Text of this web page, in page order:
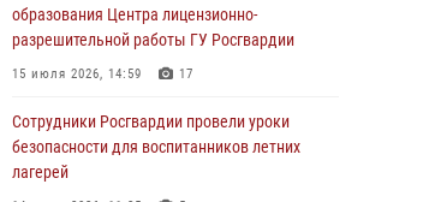
В Ленинградской области сотрудники
Росгвардии обнаружили пропавшего
вернуться домой
03 августа 2026, 11:51
В Санкт-Петербурге при содействии СОБР
образования Центра лицензионно-
разрешительной работы ГУ Росгвардии
15 июля 2026, 14:59 17
Сотрудники Росгвардии провели уроки
безопасности для воспитанников летних
лагерей